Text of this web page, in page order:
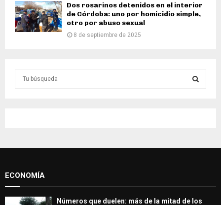
Dos rosarinos detenidos en el interior
de Córdoba: uno por homicidio simple,
otro por abuso sexual
8 de septiembre de 2025
o
H
ECONOMÍA
Números que duelen: más de la mitad de los